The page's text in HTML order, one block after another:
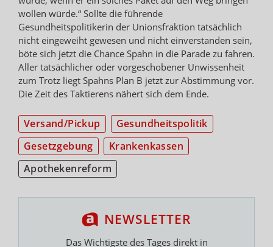
wollen würde.“ Sollte die führende
Gesundheitspolitikerin der Unionsfraktion tatsächlich
nicht eingeweiht gewesen und nicht einverstanden sein,
böte sich jetzt die Chance Spahn in die Parade zu fahren.
Aller tatsächlicher oder vorgeschobener Unwissenheit
zum Trotz liegt Spahns Plan B jetzt zur Abstimmung vor.
Die Zeit des Taktierens nähert sich dem Ende.
Versand/Pickup
Gesundheitspolitik
Gesetzgebung
Krankenkassen
Apothekenreform
NEWSLETTER
Das Wichtigste des Tages direkt in